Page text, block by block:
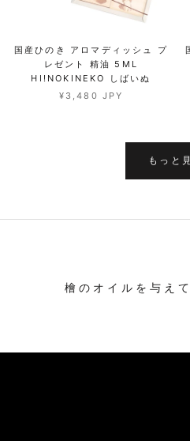
国産ひのき アロマディッシュ プ
レゼント 精油 5ML
HI!NOKINEKO しばいぬ
¥3,480 JPY
もっと
檜 の オ イ ル を 与 え